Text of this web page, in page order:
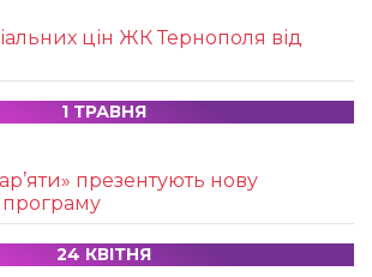
цін ЖК Тернополя від
1 ТРАВНЯ
презентують нову
24 КВІТНЯ